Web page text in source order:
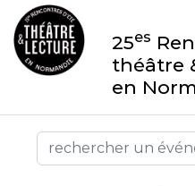
25es
théâtre
en